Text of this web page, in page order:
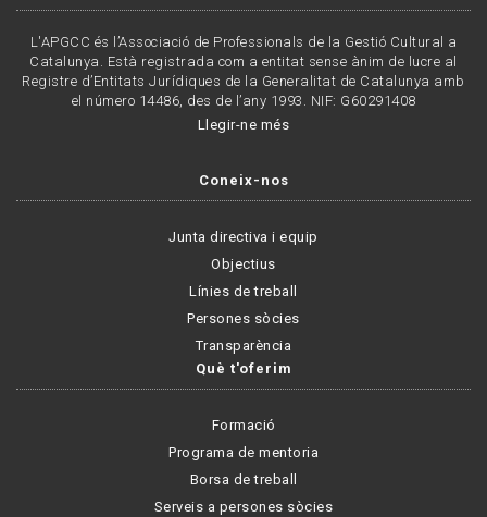
L'APGCC és l’Associació de Professionals de la Gestió Cultural a
Catalunya. Està registrada com a entitat sense ànim de lucre al
Registre d’Entitats Jurídiques de la Generalitat de Catalunya amb
el número 14486, des de l’any 1993. NIF: G60291408
Llegir-ne més
Coneix-nos
Junta directiva i equip
Objectius
Línies de treball
Persones sòcies
Transparència
Què t'oferim
Formació
Programa de mentoria
Borsa de treball
Serveis a persones sòcies